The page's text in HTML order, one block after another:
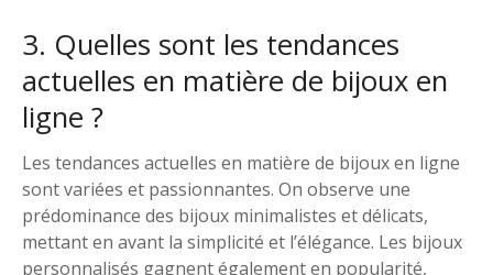
3. Quelles sont les tendances
actuelles en matière de bijoux en
ligne ?
Les tendances actuelles en matière de bijoux en ligne
sont variées et passionnantes. On observe une
prédominance des bijoux minimalistes et délicats,
mettant en avant la simplicité et l’élégance. Les bijoux
personnalisés gagnent également en popularité,